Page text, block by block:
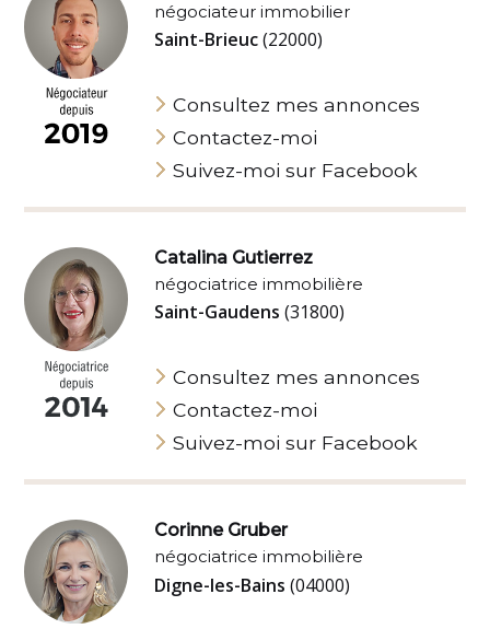
négociateur immobilier
Saint-Brieuc(22000)
Consultez mes annonces
Contactez-moi
Suivez-moi sur Facebook
Catalina Gutierrez
négociatrice immobilière
Saint-Gaudens(31800)
Consultez mes annonces
Contactez-moi
Suivez-moi sur Facebook
Corinne Gruber
négociatrice immobilière
Digne-les-Bains(04000)